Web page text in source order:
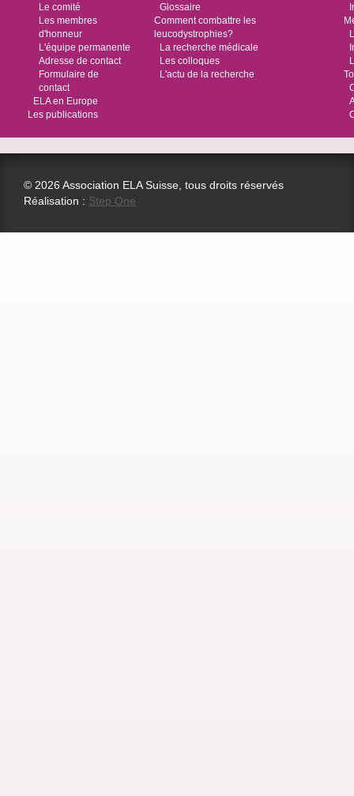
Le comité
Les membres
d'honneur
L'équipe permanente
Adresse de contact
Formulaire de
contact
ELA en Europe
Les publications
Glossaire
Comment combattre les
leucodystrophies?
La recherche médicale
Les colloques
L'actu de la recherche
© 2026 Association ELA Suisse, tous droits réservés
Réalisation : Step One